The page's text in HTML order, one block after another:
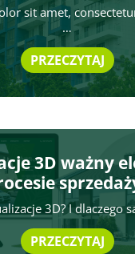
sit amet,
…
PRZECZYTAJ
3D ważny
3D? I dlaczego
PRZECZYTAJ